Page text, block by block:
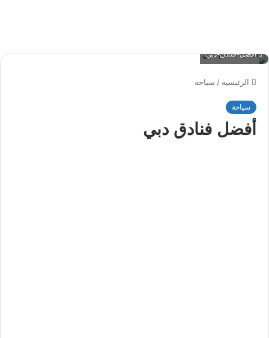
أفضل-فنادق-دبي
الرئيسية / سياحة
سياحة
أفضل فنادق دبي